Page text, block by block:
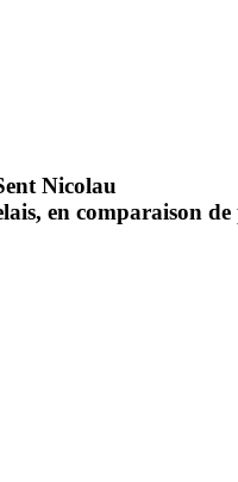
Nicolau
en comparaison